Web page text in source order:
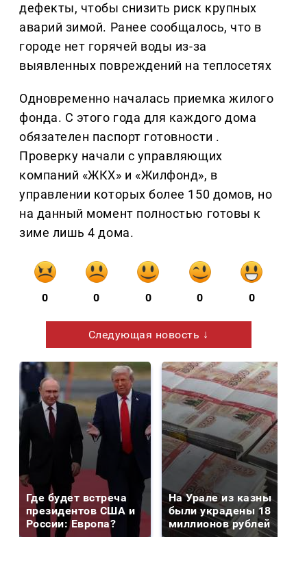
дефекты, чтобы снизить риск крупных
аварий зимой. Ранее сообщалось, что в
городе нет горячей воды из-за
выявленных повреждений на теплосетях
Одновременно началась приемка жилого
фонда. С этого года для каждого дома
обязателен паспорт готовности .
Проверку начали с управляющих
компаний «ЖКХ» и «Жилфонд», в
управлении которых более 150 домов, но
на данный момент полностью готовы к
зиме лишь 4 дома.
0 0 0 0 0
Следующая новость ↓
Где будет встреча
президентов США и
России: Европа?
На Урале из казны
были украдены 18
миллионов рублей